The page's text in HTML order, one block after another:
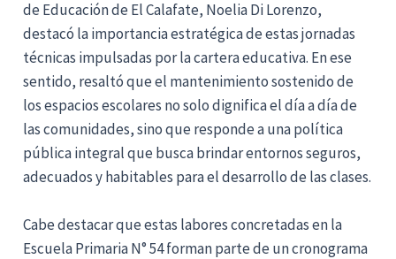
de Educación de El Calafate, Noelia Di Lorenzo,
destacó la importancia estratégica de estas jornadas
técnicas impulsadas por la cartera educativa. En ese
sentido, resaltó que el mantenimiento sostenido de
los espacios escolares no solo dignifica el día a día de
las comunidades, sino que responde a una política
pública integral que busca brindar entornos seguros,
adecuados y habitables para el desarrollo de las clases.
Cabe destacar que estas labores concretadas en la
Escuela Primaria N° 54 forman parte de un cronograma